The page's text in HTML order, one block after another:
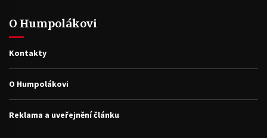
O Humpolákovi
Kontakty
O Humpolákovi
Reklama a uveřejnění článku